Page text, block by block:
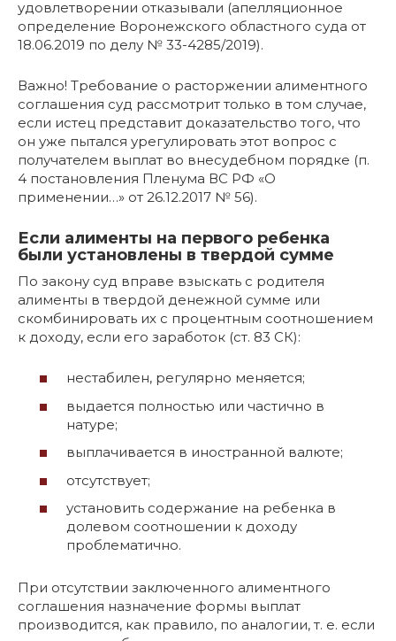
удовлетворении отказывали (апелляционное
определение Воронежского областного суда от
18.06.2019 по делу № 33-4285/2019).
Важно! Требование о расторжении алиментного
соглашения суд рассмотрит только в том случае,
если истец представит доказательство того, что
он уже пытался урегулировать этот вопрос с
получателем выплат во внесудебном порядке (п.
4 постановления Пленума ВС РФ «О
применении…» от 26.12.2017 № 56).
Если алименты на первого ребенка
были установлены в твердой сумме
По закону суд вправе взыскать с родителя
алименты в твердой денежной сумме или
скомбинировать их с процентным соотношением
к доходу, если его заработок (ст. 83 СК):
нестабилен, регулярно меняется;
выдается полностью или частично в
натуре;
выплачивается в иностранной валюте;
отсутствует;
установить содержание на ребенка в
долевом соотношении к доходу
проблематично.
При отсутствии заключенного алиментного
соглашения назначение формы выплат
производится, как правило, по аналогии, т. е. если